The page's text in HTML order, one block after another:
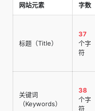
网站元素 字数
标题（Title）
37
个字
符
关键词
（Keywords）
38
个字
符